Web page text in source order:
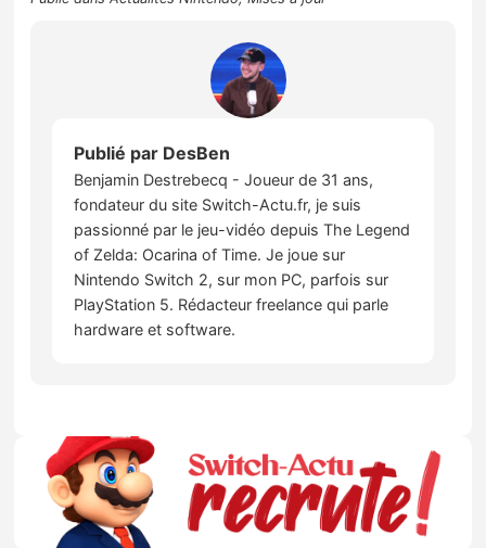
Publié par DesBen
Benjamin Destrebecq - Joueur de 31 ans,
fondateur du site Switch-Actu.fr, je suis
passionné par le jeu-vidéo depuis The Legend
of Zelda: Ocarina of Time. Je joue sur
Nintendo Switch 2, sur mon PC, parfois sur
PlayStation 5. Rédacteur freelance qui parle
hardware et software.